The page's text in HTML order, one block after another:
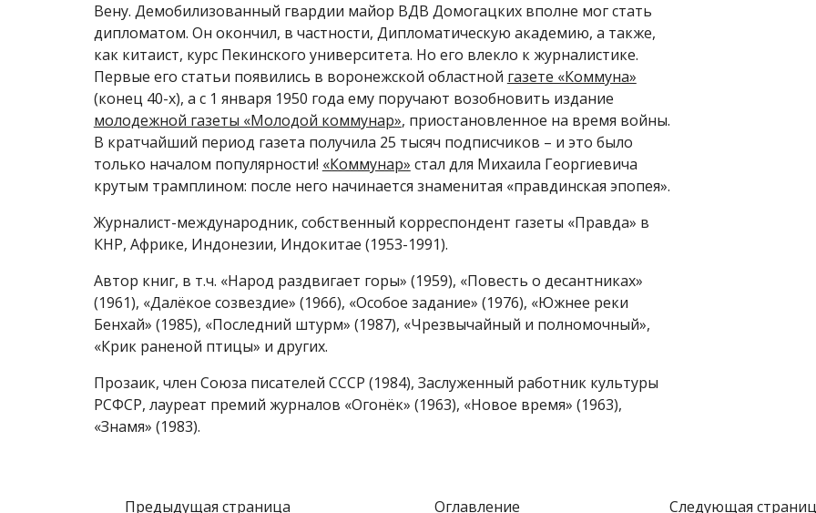
Вену. Демобилизованный гвардии майор ВДВ Домогацких вполне мог стать
дипломатом. Он окончил, в частности, Дипломатическую академию, а также,
как китаист, курс Пекинского университета. Но его влекло к журналистике.
Первые его статьи появились в воронежской областной газете «Коммуна»
(конец 40-х), а с 1 января 1950 года ему поручают возобновить издание
молодежной газеты «Молодой коммунар», приостановленное на время войны.
В кратчайший период газета получила 25 тысяч подписчиков – и это было
только началом популярности! «Коммунар» стал для Михаила Георгиевича
крутым трамплином: после него начинается знаменитая «правдинская эпопея».
Журналист-международник, собственный корреспондент газеты «Правда» в
КНР, Африке, Индонезии, Индокитае (1953-1991).
Автор книг, в т.ч. «Народ раздвигает горы» (1959), «Повесть о десантниках»
(1961), «Далёкое созвездие» (1966), «Особое задание» (1976), «Южнее реки
Бенхай» (1985), «Последний штурм» (1987), «Чрезвычайный и полномочный»,
«Крик раненой птицы» и других.
Прозаик, член Союза писателей СССР (1984), Заслуженный работник культуры
РСФСР, лауреат премий журналов «Огонёк» (1963), «Новое время» (1963),
«Знамя» (1983).
Предыдущая страница Оглавление Следующая